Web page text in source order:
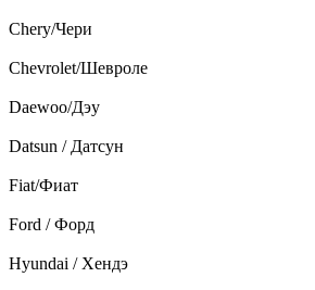
Chery/Чери
Chevrolet/Шевроле
Daewoo/Дэу
Datsun / Датсун
Fiat/Фиат
Ford / Форд
Hyundai / Хендэ